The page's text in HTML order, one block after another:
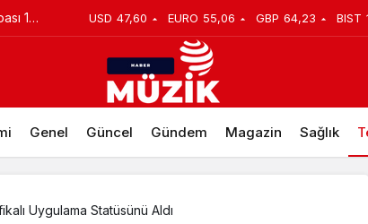
USD 47,60 EURO 55,06 GBP 64,23 BIST
Genel Güncel Gündem Magazin Sağlık
ESET Intel vPro Sertifikalı Uygulama Statüsünü Aldı
1 numaralı TV markası